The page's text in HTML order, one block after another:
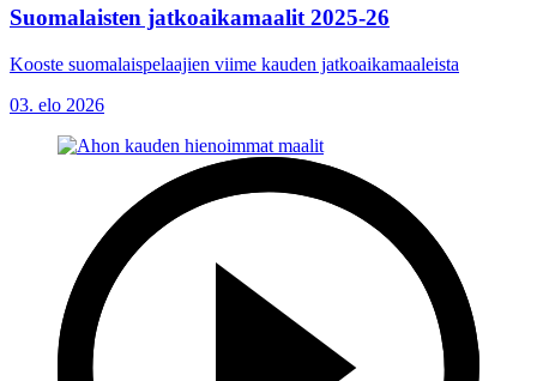
Suomalaisten jatkoaikamaalit 2025-26
Kooste suomalaispelaajien viime kauden jatkoaikamaaleista
03. elo 2026